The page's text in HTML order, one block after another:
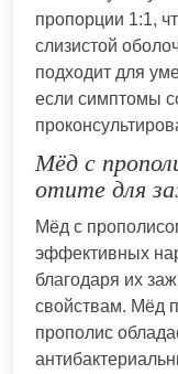
пропорции 1:1,
слизистой
подходит для
если симптомы
Мёд с
отите для
Мёд с
эффективных
благодаря их
свойствам. Мёд
прополис